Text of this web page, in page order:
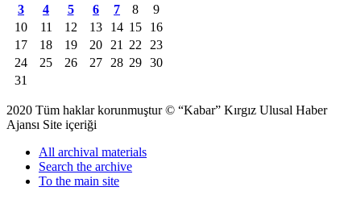
3
4 5 6 7 8
9
10
11 12 13 14 15
16
17
18 19 20 21 22
23
24
25 26 27 28 29 30
31
2020 Tüm haklar korunmuştur © “Kabar” Kırgız Ulusal Haber
Ajansı Site içeriği
All archival materials
Search the archive
To the main site